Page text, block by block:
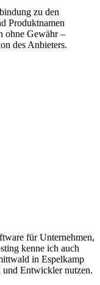
zu den
Produktnamen
ohne Gewähr –
des Anbieters.
für Unternehmen,
kenne ich auch
in Espelkamp
und Entwickler nutzen.